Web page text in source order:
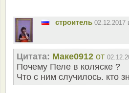
строитель 02.12.2017
Цитата: Маке0912 от
Почему Пеле в коляске ?
Что с ним случилось. кто